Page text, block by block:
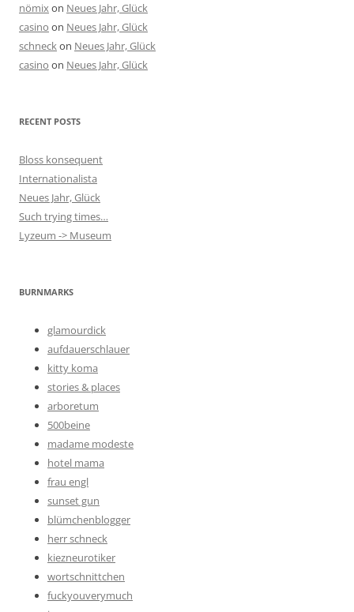
nömixon Neues Jahr, Glück
casino on Neues Jahr, Glück
schneckon Neues Jahr, Glück
casino on Neues Jahr, Glück
RECENT POSTS
Bloss konsequent
Internationalista
Neues Jahr, Glück
Such trying times…
Lyzeum -> Museum
BURNMARKS
glamourdick
aufdauerschlauer
kitty koma
stories & places
arboretum
500beine
madame modeste
hotel mama
frau engl
sunset gun
blümchenblogger
herr schneck
kiezneurotiker
wortschnittchen
fuckyouverymuch